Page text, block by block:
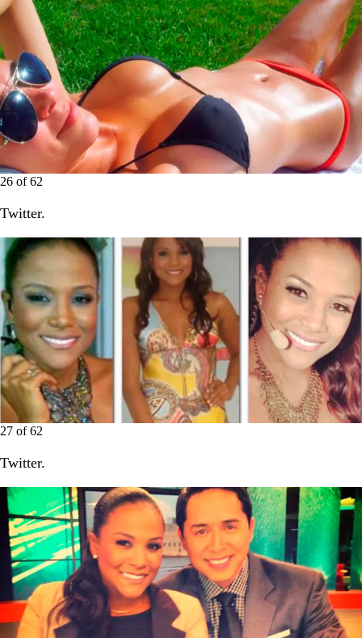
26 of62
Twitter.
27 of62
Twitter.